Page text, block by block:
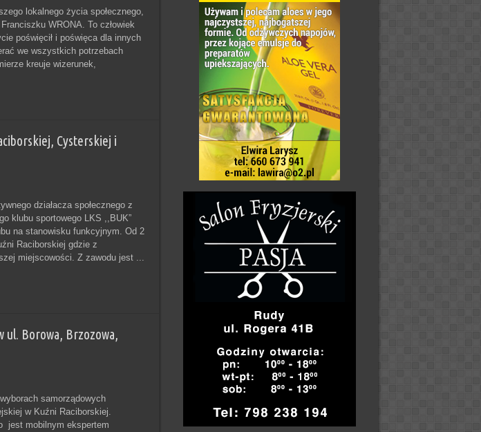
lokalnego życia społecznego,
WRONA. To człowiek
poświęcił i poświęca dla innych
we wszystkich potrzebach
kreuje wizerunek,
Cysterskiej i
działacza społecznego z
klubu sportowego LKS ,,BUK”
na stanowisku funkcyjnym. Od 2
Raciborskiej gdzie z
miejscowości. Z zawodu jest ...
ul. Borowa, Brzozowa,
samorządowych
w Kuźni Raciborskiej.
jest mobilnym ekspertem